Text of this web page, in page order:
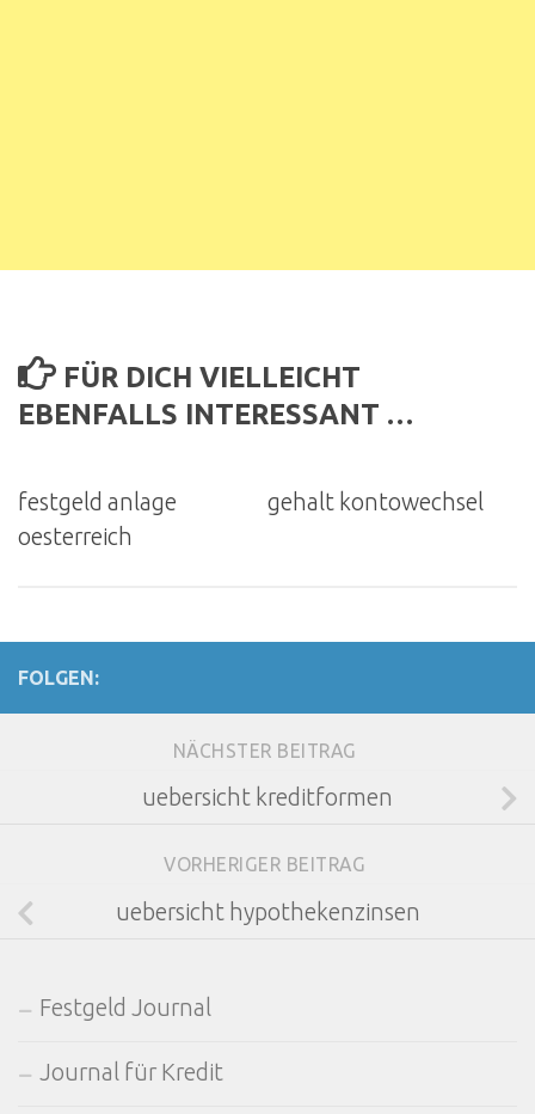
FÜR DICH VIELLEICHT
EBENFALLS INTERESSANT …
festgeld anlage
oesterreich
gehalt kontowechsel
FOLGEN:
NÄCHSTER BEITRAG
uebersicht kreditformen
VORHERIGER BEITRAG
uebersicht hypothekenzinsen
Festgeld Journal
Journal für Kredit